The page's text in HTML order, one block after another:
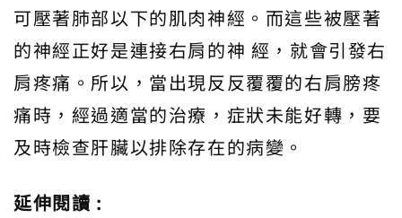
可壓著肺部以下的肌肉神經。而這些被壓著
的神經正好是連接右肩的神 經，就會引發右
肩疼痛。所以，當出現反反覆覆的右肩膀疼
痛時，經過適當的治療，症狀未能好轉，要
及時檢查肝臟以排除存在的病變。
延伸閱讀 :